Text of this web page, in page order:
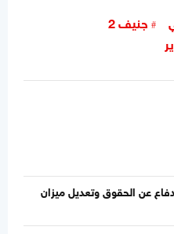
جنيف 2
عن الحقوق وتعديل ميزان